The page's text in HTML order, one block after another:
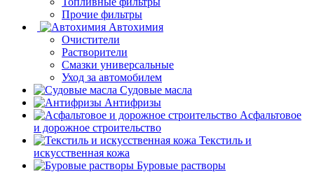
Прочие фильтры
Автохимия
Очистители
Растворители
Смазки универсальные
Уход за автомобилем
Судовые масла
Антифризы
Асфальтовое
и дорожное строительство
Текстиль и
искусственная кожа
Буровые растворы